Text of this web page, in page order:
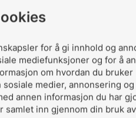
for å gi innhold og
mediefunksjoner og for å
om hvordan du
medier, annonsering
annen informasjon du har
samlet inn gjennom din bruk
bidrag fra...
Til
toppen